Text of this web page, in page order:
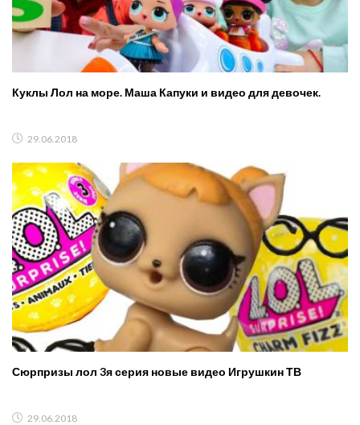
Куклы Лол на море. Маша Капуки и видео для девочек.
29.06.2018
Сюрпризы лол 3я серия новые видео Игрушкин ТВ
29.06.2018